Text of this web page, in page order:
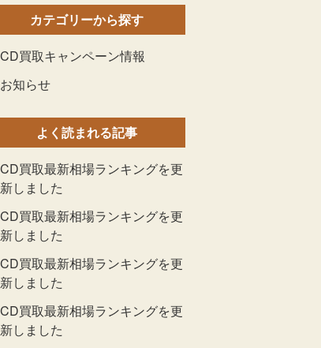
カテゴリーから探す
CD買取キャンペーン情報
お知らせ
よく読まれる記事
CD買取最新相場ランキングを更
新しました
CD買取最新相場ランキングを更
新しました
CD買取最新相場ランキングを更
新しました
CD買取最新相場ランキングを更
新しました